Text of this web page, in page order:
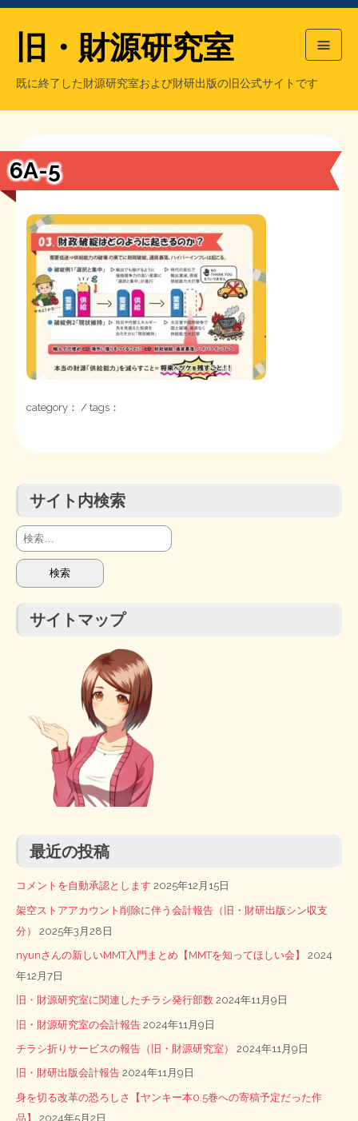
【国の、本当の】財源チラシ／旧・財源研究室
シン財源はあなたです／合同誌／旧・サブカル分室
日本経済を解説するヤンキー／MIHANAマンガ／旧・財研出版
もっと知りたい方へ
マネクリ戦士 RED & BLACK
MMTの学習資料
旧・財源研究室
既に終了した財源研究室および財研出版の旧公式サイトです
旧・財源研究室について
チラシ発行部数
会計報告
旧・財研出版について
会計報告
6A-5
category： / tags：
サイト内検索
検
索:
サイトマップ
最近の投稿
コメントを自動承認とします 2025年12月15日
架空ストアアカウント削除に伴う会計報告（旧・財研出版シン収支
分）
2025年3月28日
nyunさんの新しいMMT入門まとめ【MMTを知ってほしい会】
2024
年12月7日
旧・財源研究室に関連したチラシ発行部数 2024年11月9日
旧・財源研究室の会計報告 2024年11月9日
チラシ折りサービスの報告（旧・財源研究室） 2024年11月9日
旧・財研出版会計報告 2024年11月9日
身を切る改革の恐ろしさ【ヤンキー本0.5巻への寄稿予定だった作
品】
2024年5月2日